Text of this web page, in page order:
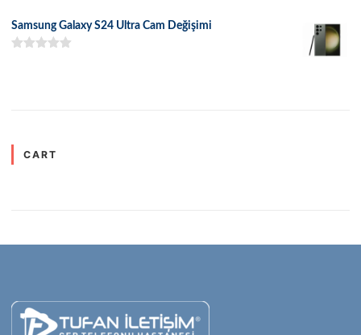
Samsung Galaxy S24 Ultra Cam Değişimi
CART